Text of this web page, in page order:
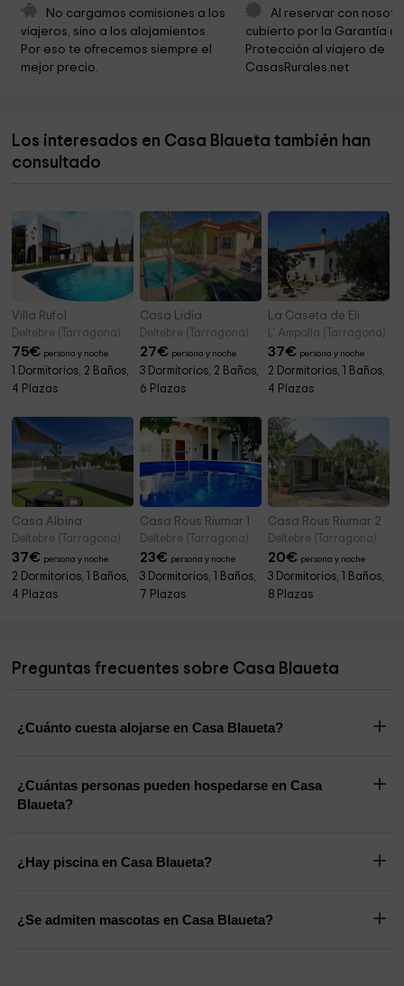
Parc Del Riu
Parròquia
Mirador de La bassa de les Olles 13,3 km
Parc Natural del Delta de l?Ebre 13,9 km
No cargamos comisiones a los
viajeros, sino a los alojamientos.
Por eso te ofrecemos siempre el
mejor precio.
Al reservar con
cubierto por la Garantía
Protección al viajero de
CasasRurales.net
Los interesados en Casa Blaueta también han
consultado
Villa Rufol
Deltebre (Tarragona)
75€ persona y noche
1 Dormitorios, 2 Baños,
4 Plazas
Casa Lidia
Deltebre (Tarragona)
27€ persona y noche
3 Dormitorios, 2 Baños,
6 Plazas
La Caseta de Eli
L' Ampolla (Tarragona)
37€ persona y noche
2 Dormitorios, 1 Baños,
4 Plazas
Casa Albina
Deltebre (Tarragona)
37€ persona y noche
2 Dormitorios, 1 Baños,
4 Plazas
Casa Rous Riumar 1
Deltebre (Tarragona)
23€ persona y noche
3 Dormitorios, 1 Baños,
7 Plazas
Casa Rous Riumar 2
Deltebre (Tarragona)
20€ persona y noche
3 Dormitorios, 1 Baños,
8 Plazas
Preguntas frecuentes sobre Casa Blaueta
¿Cuánto cuesta alojarse en Casa Blaueta?
¿Cuántas personas pueden hospedarse en Casa
Blaueta?
¿Hay piscina en Casa Blaueta?
¿Se admiten mascotas en Casa Blaueta?